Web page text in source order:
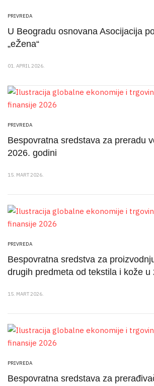
PRIVREDA
U Beogradu osnovana Asocijacija
„eŽena“
01. APRIL 2026.
PRIVREDA
Bespovratna sredstava za preradu
2026. godini
15. MART 2026.
PRIVREDA
Bespovratna sredstva za
drugih predmeta od tekstila i kože u
15. MART 2026.
PRIVREDA
Bespovratna sredstava za